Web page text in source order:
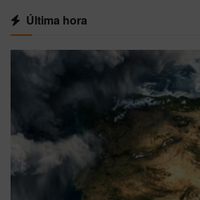
Última hora